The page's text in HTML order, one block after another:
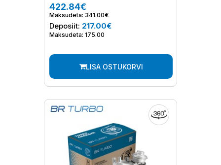
422.84€
Maksudeta: 341.00€
Deposiit: 217.00€
Maksudeta: 175.00
LISA OSTUKORVI